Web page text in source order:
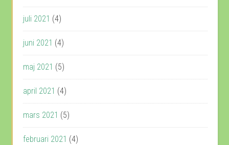
juli 2021 (4)
juni 2021 (4)
maj 2021 (5)
april 2021 (4)
mars 2021 (5)
februari 2021 (4)